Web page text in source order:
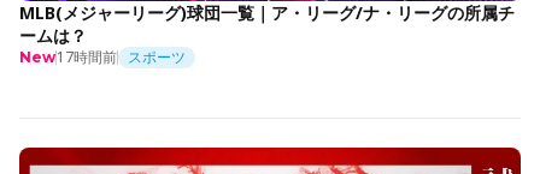
MLB(メジャーリーグ)球団一覧｜ア・リーグ/ナ・リーグの所属チ
ームは？
New17時間前 スポーツ